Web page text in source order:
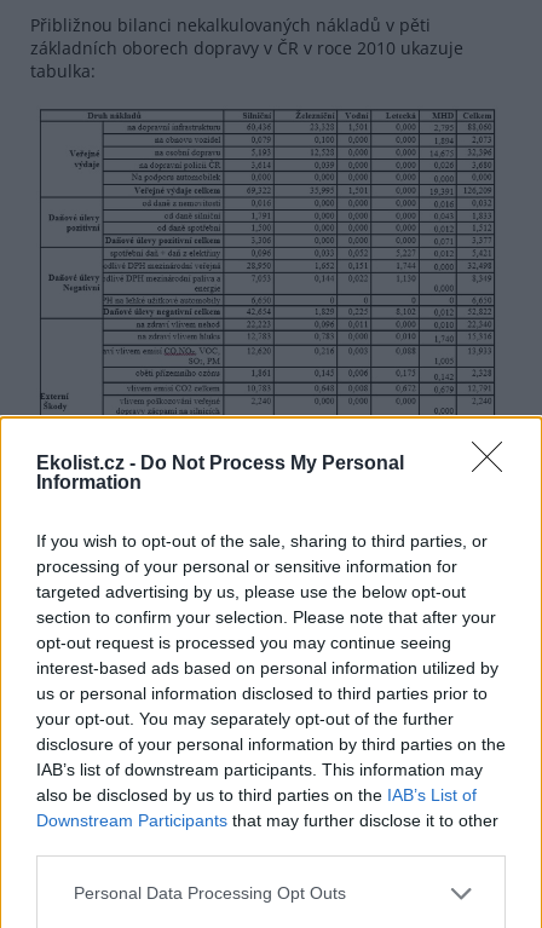
Ekolist.cz - Do Not Process My Personal
Information
If you wish to opt-out of the sale, sharing to third parties, or
processing of your personal or sensitive information for
targeted advertising by us, please use the below opt-out
section to confirm your selection. Please note that after your
opt-out request is processed you may continue seeing
interest-based ads based on personal information utilized by
us or personal information disclosed to third parties prior to
your opt-out. You may separately opt-out of the further
disclosure of your personal information by third parties on the
IAB’s list of downstream participants. This information may
also be disclosed by us to third parties on the IAB’s List of
Downstream Participants that may further disclose it to other
Personal Data Processing Opt Outs
Přibližnou bilanci nekalkulovaných nákladů v pěti
základních oborech dopravy v ČR v roce 2010 ukazuje
tabulka:
Tabulka - Hrubé a čisté nekalkulované náklady v dopravě ČR 2010
v mld. Kč
Všechna práva vyhrazena. Další šíření je možné jen se souhlasem
autora
Zdroj |Zdroj vlastní výpočty s využitím dostupných dat. Zdroje
dat: Ministerstvo dopravy, Státní fond dopravní infrastruktury, Český
statistický úřad, Ministerstvo financí, České dráhy, Drážní inspekce, Výroční
zprávy Sdružení dopravních podniků ČR za rok 2010,
Hrubé nekalkulované náklady základních oborů dopravy
jsou náklady, které nejsou zahrnuty do tržních cen
dopravních výkonů. V ČR v letech 1993-2010 činily mezi 7-8
% hrubého domácího produktu, HDP. To je hodně, leč
dopravní politika to z velké části ignoruje. Čisté
výnosy – výnos spotřební daně za pohonné hmoty, placené